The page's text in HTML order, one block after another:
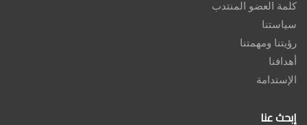
كلمة العضو المنتدب
سياستنا
رؤيتنا ومهمتنا
أهدافنا
الإستدامة
إبحث عنا